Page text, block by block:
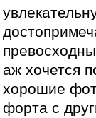
аж хочется
хорошие
форта с